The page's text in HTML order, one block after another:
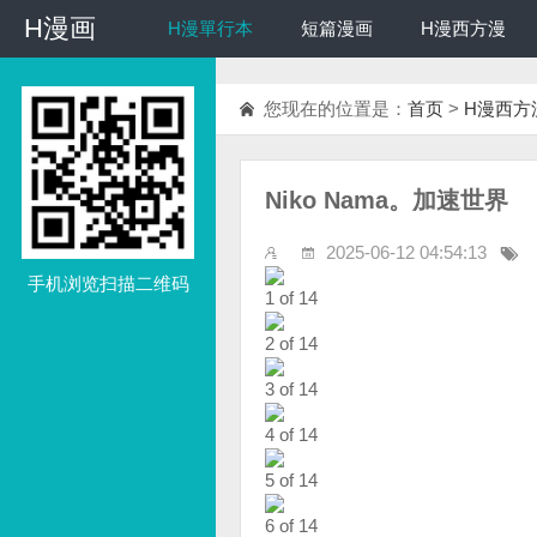
H漫画
H漫画 H漫單行本 短篇漫画 H漫西方漫
手机浏览扫描二维码
您现在的位置是： 首页 > H漫西方
Niko Nama。加速世界
2025-06-12 04:54:13
1 of 14
2 of 14
3 of 14
4 of 14
5 of 14
6 of 14